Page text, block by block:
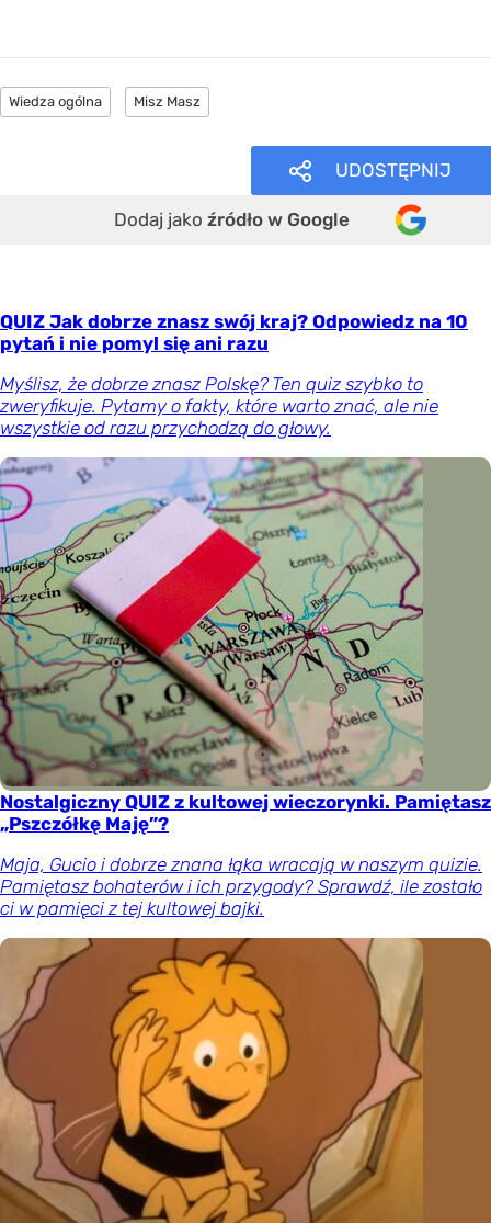
Wiedza ogólna Misz Masz
UDOSTĘPNIJ
Dodaj jako źródło w Google
QUIZ Jak dobrze znasz swój kraj? Odpowiedz na 10
pytań i nie pomyl się ani razu
Myślisz, że dobrze znasz Polskę? Ten quiz szybko to
zweryfikuje. Pytamy o fakty, które warto znać, ale nie
wszystkie od razu przychodzą do głowy.
Nostalgiczny QUIZ z kultowej wieczorynki. Pamiętasz
„Pszczółkę Maję”?
Maja, Gucio i dobrze znana łąka wracają w naszym quizie.
Pamiętasz bohaterów i ich przygody? Sprawdź, ile zostało
ci w pamięci z tej kultowej bajki.